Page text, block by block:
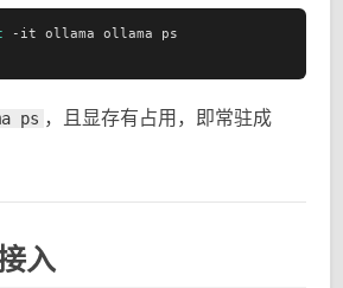
-it ollama ollama ps
ps ，且显存有占用，即常驻成
入